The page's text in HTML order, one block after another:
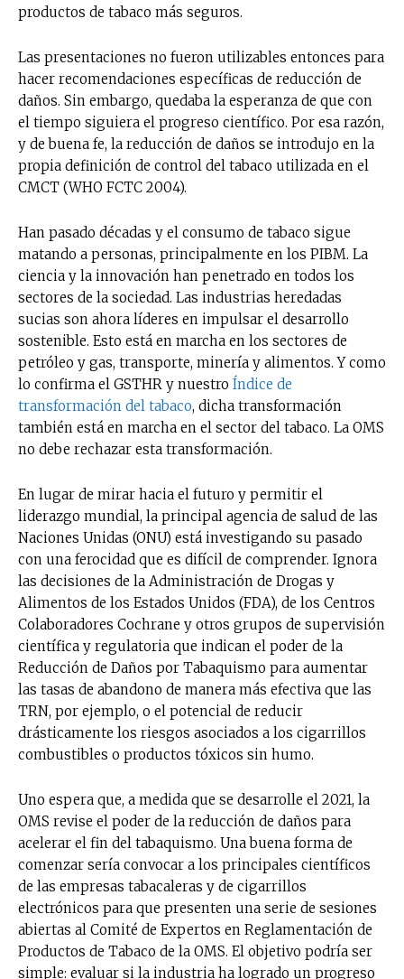
productos de tabaco más seguros.
Las presentaciones no fueron utilizables entonces para
hacer recomendaciones específicas de reducción de
daños. Sin embargo, quedaba la esperanza de que con
el tiempo siguiera el progreso científico. Por esa razón,
y de buena fe, la reducción de daños se introdujo en la
propia definición de control del tabaco utilizada en el
CMCT (WHO FCTC 2004).
Han pasado décadas y el consumo de tabaco sigue
matando a personas, principalmente en los PIBM. La
ciencia y la innovación han penetrado en todos los
sectores de la sociedad. Las industrias heredadas
sucias son ahora líderes en impulsar el desarrollo
sostenible. Esto está en marcha en los sectores de
petróleo y gas, transporte, minería y alimentos. Y como
lo confirma el GSTHR y nuestro Índice de
transformación del tabaco, dicha transformación
también está en marcha en el sector del tabaco. La OMS
no debe rechazar esta transformación.
En lugar de mirar hacia el futuro y permitir el
liderazgo mundial, la principal agencia de salud de las
Naciones Unidas (ONU) está investigando su pasado
con una ferocidad que es difícil de comprender. Ignora
las decisiones de la Administración de Drogas y
Alimentos de los Estados Unidos (FDA), de los Centros
Colaboradores Cochrane y otros grupos de supervisión
científica y regulatoria que indican el poder de la
Reducción de Daños por Tabaquismo para aumentar
las tasas de abandono de manera más efectiva que las
TRN, por ejemplo, o el potencial de reducir
drásticamente los riesgos asociados a los cigarrillos
combustibles o productos tóxicos sin humo.
Uno espera que, a medida que se desarrolle el 2021, la
OMS revise el poder de la reducción de daños para
acelerar el fin del tabaquismo. Una buena forma de
comenzar sería convocar a los principales científicos
de las empresas tabacaleras y de cigarrillos
electrónicos para que presenten una serie de sesiones
abiertas al Comité de Expertos en Reglamentación de
Productos de Tabaco de la OMS. El objetivo podría ser
simple: evaluar si la industria ha logrado un progreso